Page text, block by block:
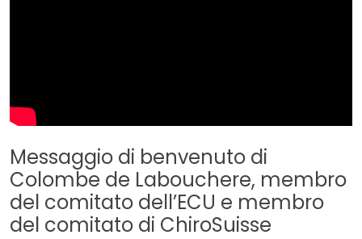
Messaggio di benvenuto di
Colombe de Labouchere, membro
del comitato dell’ECU e membro
del comitato di ChiroSuisse